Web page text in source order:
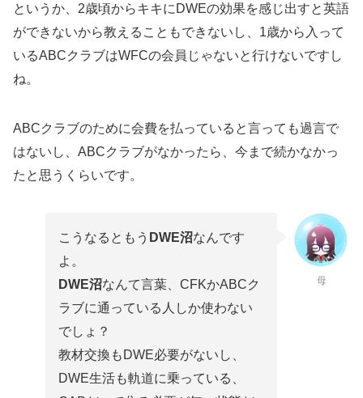
というか、2歳頃からキキにDWEの効果を感じ出すと英語
ができないから教えることもできないし、1歳から入って
いるABCクラブはWFCの会員じゃないと行けないですし
ね。
ABCクラブのために会費を払っていると言っても過言で
はないし、ABCクラブがなかったら、今まで続かなかっ
たと思うくらいです。
こうなるともう DWE沼なんです
よ。
DWE沼なんて言葉、CFKかABCク
ラブに通っている人しか使わない
でしょ？
教材交換もDWE必要がないし、
DWE生活も軌道に乗っている、
母